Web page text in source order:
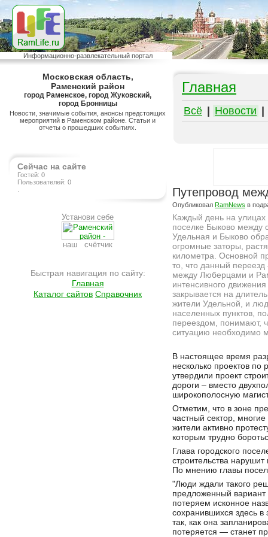
Информационно-развлекательный портал
Московская область,
Раменский район
город Раменское, город Жуковский,
город Бронницы
Новости, значимые события, анонсы предстоящих
мероприятий в Раменском районе. Статьи и
отчеты о прошедших событиях.
Сейчас на сайте
Гостей: 0
Пользователей: 0
Установи себе
наш счётчик
Быстрая навигация по сайту:
Главная
Каталог сайтов Справочник
Главная
Всё Новости
Путепровод
Опубликовал RamNews в
Каждый день на улицах
поселке Быково между
Удельная и Быково
огромные заторы,
километра. Основной
то, что данный
между Люберцами и
интенсивного
закрывается на
жители Удельной, и
населенных пунктов,
переездом, понимают,
ситуацию необходимо
В настоящее время
несколько проектов по
утвердили проект
дороги – вместо
широкополосную
Отметим, что в зоне
частный сектор,
жители активно
которым трудно
Глава городского
строительства
По мнению главы
"Люди ждали такого
предложенный
потеряем исконное
сохранившихся здесь
так, как она
потеряется — станет